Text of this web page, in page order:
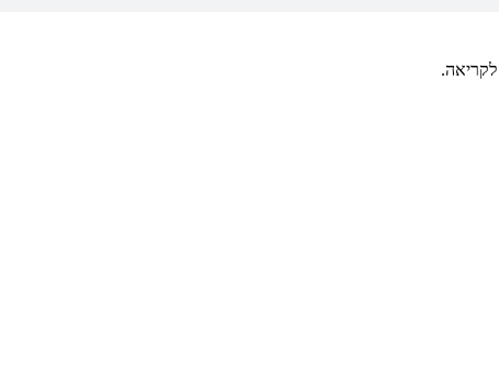
לקריאה.